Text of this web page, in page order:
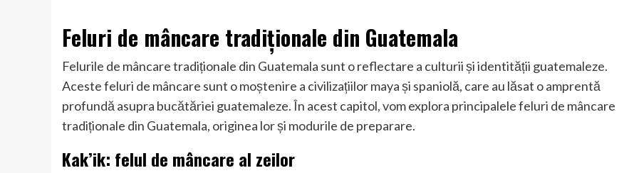
Feluri de mâncare tradiționale din Guatemala
Felurile de mâncare tradiționale din Guatemala sunt o reflectare a culturii și identității guatemaleze.
Aceste feluri de mâncare sunt o moștenire a civilizațiilor maya și spaniolă, care au lăsat o amprentă
profundă asupra bucătăriei guatemaleze. În acest capitol, vom explora principalele feluri de mâncare
tradiționale din Guatemala, originea lor și modurile de preparare.
Kak’ik: felul de mâncare al zeilor